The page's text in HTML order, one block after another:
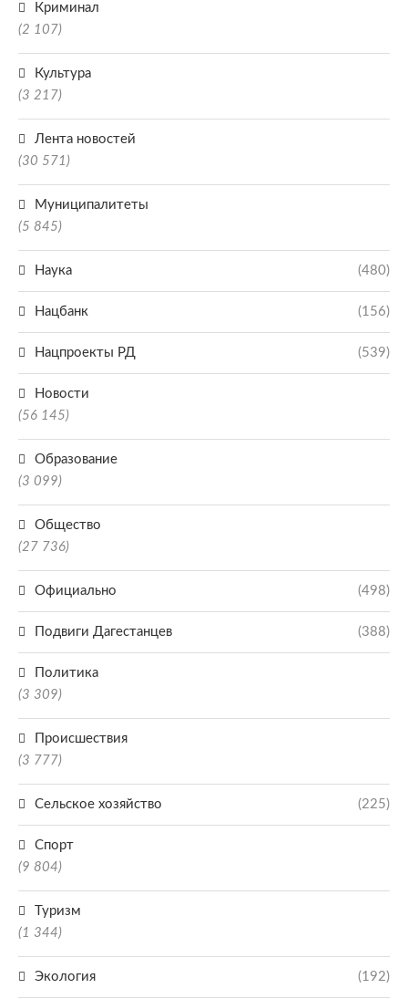
Криминал
(2 107)
Культура
(3 217)
Лента новостей
(30 571)
Муниципалитеты
(5 845)
Наука (480)
Нацбанк (156)
Нацпроекты РД (539)
Новости
(56 145)
Образование
(3 099)
Общество
(27 736)
Официально (498)
Подвиги Дагестанцев (388)
Политика
(3 309)
Происшествия
(3 777)
Сельское хозяйство (225)
Спорт
(9 804)
Туризм
(1 344)
Экология (192)